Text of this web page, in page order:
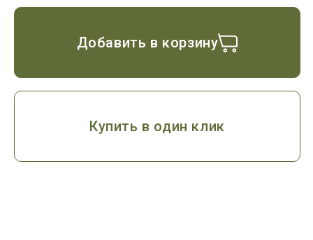
Добавить в корзину
Купить в один клик